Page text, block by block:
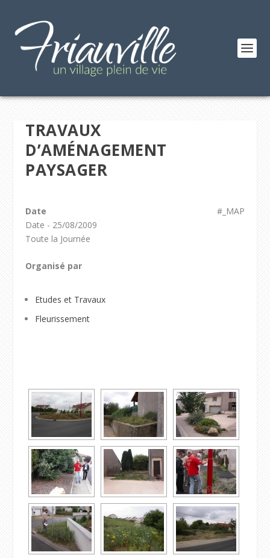
TRAVAUX
D’AMÉNAGEMENT
PAYSAGER
#_MAP
Date
Date - 25/08/2009
Toute la Journée
Organisé par
Etudes et Travaux
Fleurissement